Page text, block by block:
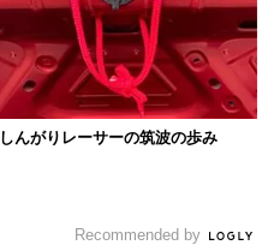
しんがりレーサーの筑波の歩み
Recommended by